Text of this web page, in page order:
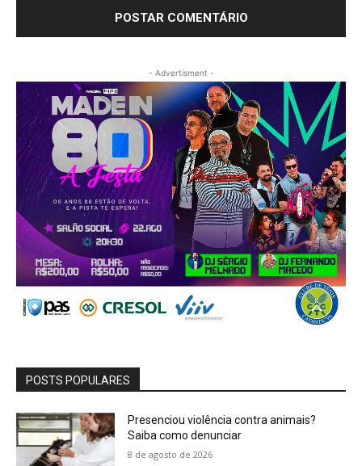
- Advertisment -
POSTS POPULARES
Presenciou violência contra animais?
Saiba como denunciar
8 de agosto de 2026